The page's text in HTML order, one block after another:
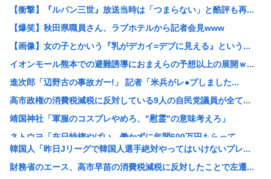
【衝撃】『ルパン三世』放送当時は「つまらない」と酷評も再...
【爆笑】秋田県職員さん、ラブホテルから記者会見www
【画像】女の子とかいう『乳がデカイ=デブに見える』という...
イオンモール熊本での避難誘導におまえらの予想以上の展開ｗ...
進次郎「辺野古の事故ガー!」 記者「米兵がレ●プしました...
高市政権の消費税減税に反対している9人の自民党議員が全て...
靖国神社「軍服のコスプレやめろ、"慰霊"の意味考えろ」
ネトウヨ「在日特権やばい。働かずに年間600万円もらって...
【重要指名手配】八田與一容疑者、新写真公開も「もう死んで...
小野田大臣、「元々おまえも外国籍だろ？」というツッコミを...
韓国人「昨日Jリーグで韓国人選手絶対やってはいけないプレ...
財務省のエース、高市早苗の消費税減税に反対したことで左遷...